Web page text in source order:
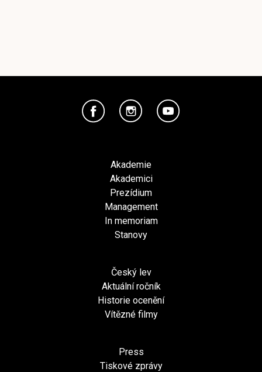
Akademie
Akademici
Prezídium
Management
In memoriam
Stanovy
Český lev
Aktuální ročník
Historie ocenění
Vítězné filmy
Press
Tiskové zprávy